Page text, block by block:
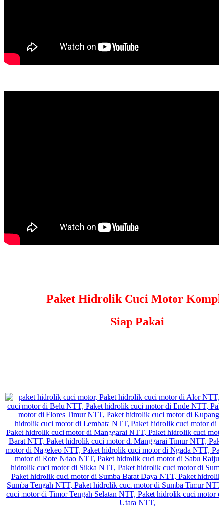
Paket Hidrolik Cuci Motor
Siap Pakai